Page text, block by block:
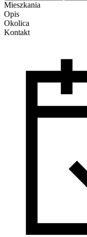
Mieszkania
Opis
Okolica
Kontakt